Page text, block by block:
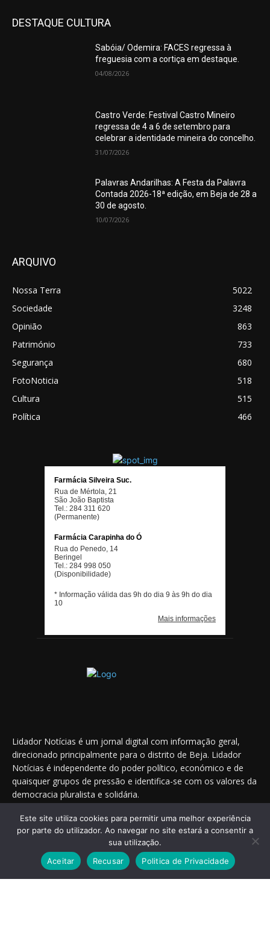
DESTAQUE CULTURA
Sabóia/ Odemira: FACES regressa à
freguesia com a cortiça em destaque.
04/08/2026
Castro Verde: Festival Castro Mineiro
regressa de 4 a 6 de setembro para
celebrar a identidade mineira do concelho.
31/07/2026
Palavras Andarilhas: A Festa da Palavra
Contada 2026-18ª edição, em Beja de 28 a
30 de agosto.
10/07/2026
ARQUIVO
Nossa Terra
5022
Sociedade
3248
Opinião
863
Património
733
Segurança
680
FotoNoticia
518
Cultura
515
Política
466
Lidador Notícias é um jornal digital com informação geral,
direcionado principalmente para o distrito de Beja. Lidador
Notícias é independente do poder político, económico e de
quaisquer grupos de pressão e identifica-se com os valores da
democracia pluralista e solidária.
Saiba onde nos encontrar nas redes sociais
Este site utiliza cookies para permitir uma melhor experiência
por parte do utilizador. Ao navegar no site estará a consentir a
sua utilização.
Aceitar
Recusar Politica de Privacidade